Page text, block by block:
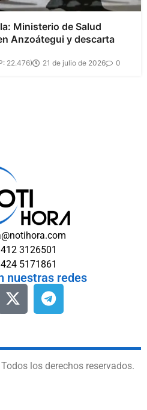
Ministerio de Salud
Anzoátegui y descarta
22.476) 21 de julio de 2026 0
3126501
5171861
nuestras redes
los derechos reservados.